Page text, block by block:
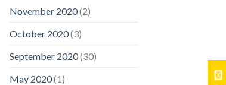
November 2020(2)
October 2020(3)
September 2020(30)
May 2020(1)